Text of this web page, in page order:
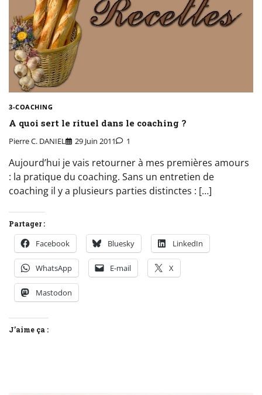
3-COACHING
A quoi sert le rituel dans le coaching ?
Pierre C. DANIEL 29 Juin 2011 1
Aujourd’hui je vais retourner à mes premières amours
: la pratique du coaching. Sans un entretien de
coaching il y a plusieurs parties distinctes : […]
Partager :
Facebook Bluesky LinkedIn
WhatsApp E-mail X
Mastodon
J’aime ça :